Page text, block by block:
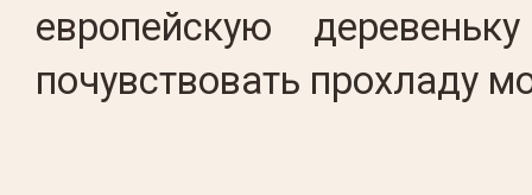
европейскую
почувствовать прохладу